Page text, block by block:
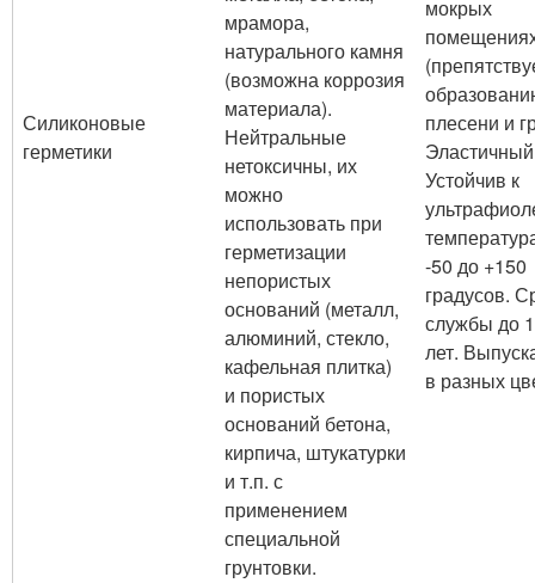
Силиконовые
герметики
мрамора,
натурального камня
(возможна коррозия
материала).
Нейтральные
нетоксичны, их
можно
использовать при
герметизации
непористых
оснований (металл,
алюминий, стекло,
кафельная плитка)
и пористых
оснований бетона,
кирпича, штукатурки
и т.п. с
применением
специальной
грунтовки.
мокрых
плесени и
Устойчив к
-50 до +150
градусов.
службы до
лет.
в разных